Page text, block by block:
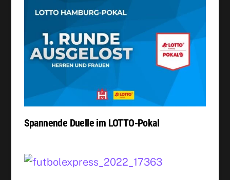
Spannende Duelle im LOTTO-Pokal